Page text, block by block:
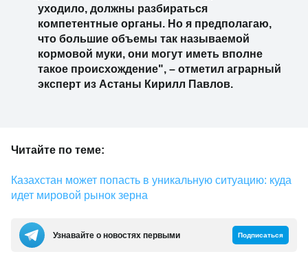
уходило, должны разбираться
компетентные органы. Но я предполагаю,
что большие объемы так называемой
кормовой муки, они могут иметь вполне
такое происхождение", – отметил аграрный
эксперт из Астаны Кирилл Павлов.
Читайте по теме:
Казахстан может попасть в уникальную ситуацию: куда
идет мировой рынок зерна
Узнавайте о новостях первыми Подписаться